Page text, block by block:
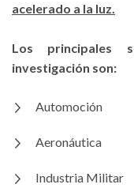
acelerado a la luz.
Los principales
investigación son:
Automoción
Aeronáutica
Industria Militar